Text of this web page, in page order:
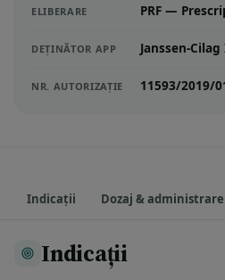
ELIBERARE PRF —
DEȚINĂTOR APP Janssen-
NR. AUTORIZAȚIE 11593/2019/
Indicații Dozaj & administrare
Indicații